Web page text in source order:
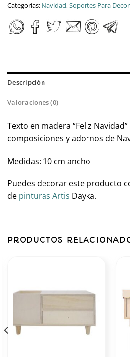
Categorías: Navidad,Soportes Para
Descripción
Valoraciones (0)
Texto en madera “Feliz
composiciones y adornos de
Medidas: 10 cm ancho
Puedes decorar este producto
de pinturas Artis Dayka.
PRODUCTOS